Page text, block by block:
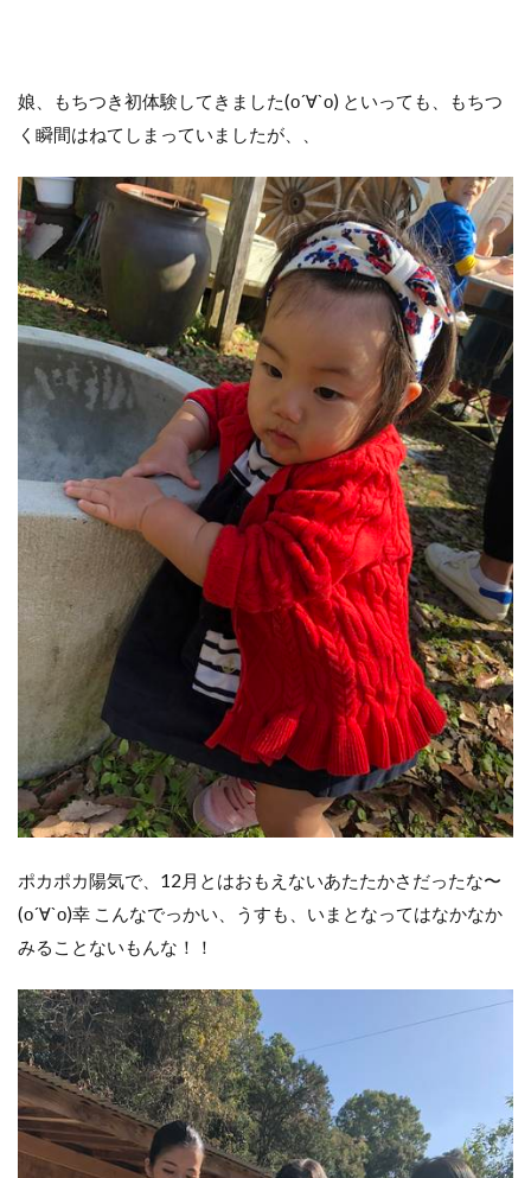
娘、もちつき初体験してきました(о´∀`о) といっても、もちつ
く瞬間はねてしまっていましたが、、
ポカポカ陽気で、12月とはおもえないあたたかさだったな〜
(о´∀`о)幸 こんなでっかい、うすも、いまとなってはなかなか
みることないもんな！！